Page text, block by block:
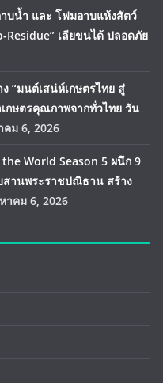
าบน้ำ และ โฟมอาบแห้งสัตว์
Residue” เลียขนได้ ปลอดภัย
“มนต์เสน่ห์เกษตรไทย สู่
กษตรคุณภาพจากทั่วไทย วัน
คม 6, 2026
World Season 5 ผนึก 9
สานพระราชปณิธาน สร้าง
าคม 6, 2026